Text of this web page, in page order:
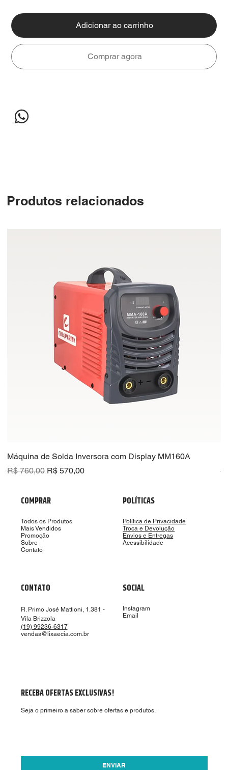
Adicionar ao carrinho
Comprar agora
Produtos relacionados
Máquina de Solda Inversora com Display MM160A
Preço normal
R$ 760,00 Preço promocional
R$ 570,00
COMPRAR
Todos os Produtos
Mais Vendidos
Promoção
Sobre
Contato
POLÍTICAS
Política de Privacidade
Troca e Devolução
Envios e Entregas
Acessibilidade
CONTATO
R. Primo José Mattioni, 1.381 -
Vila Brizzola
(19) 99236-6317
vendas@lixaecia.com.br
SOCIAL
Instagram
Email
RECEBA OFERTAS EXCLUSIVAS!
Seja o primeiro a saber sobre ofertas e produtos.
ENVIAR